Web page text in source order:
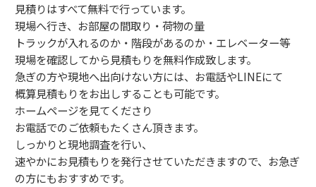
見積りはすべて無料で行っています。
現場へ行き、お部屋の間取り・荷物の量
トラックが入れるのか・階段があるのか・エレベーター等
現場を確認してから見積もりを無料作成致します。
急ぎの方や現地へ出向けない方には、お電話やLINEにて
概算見積もりをお出しすることも可能です。
ホームページを見てくださり
お電話でのご依頼もたくさん頂きます。
しっかりと現地調査を行い、
速やかにお見積もりを発行させていただきますので、お急ぎ
の方にもおすすめです。